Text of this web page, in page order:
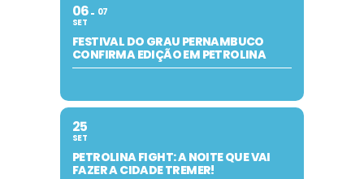
06
SET
07
FESTIVAL DO GRAU PERNAMBUCO
CONFIRMA EDIÇÃO EM PETROLINA
25
SET
PETROLINA FIGHT: A NOITE QUE VAI
FAZER A CIDADE TREMER!